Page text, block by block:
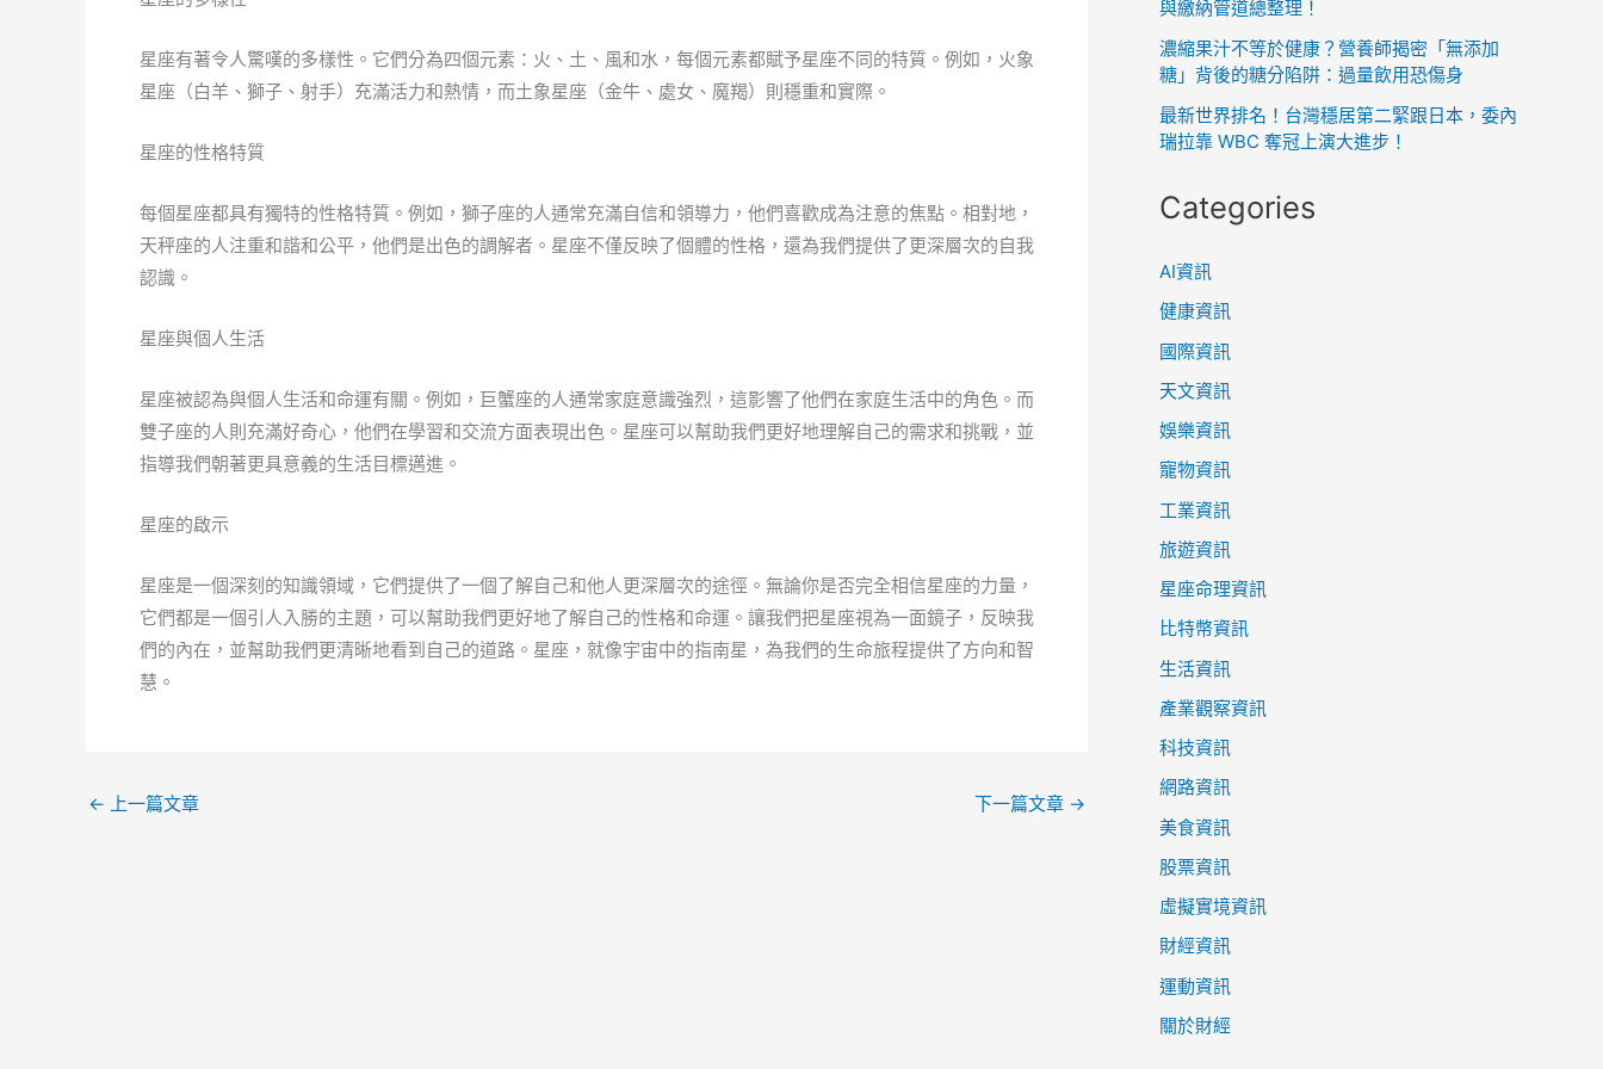
星座有著令人驚嘆的多樣性。它們分為四個元素：火、土、風和水，每個元素都賦予星座不同的特質。例如，火象
星座（白羊、獅子、射手）充滿活力和熱情，而土象星座（金牛、處女、魔羯）則穩重和實際。
星座的性格特質
每個星座都具有獨特的性格特質。例如，獅子座的人通常充滿自信和領導力，他們喜歡成為注意的焦點。相對地，
天秤座的人注重和諧和公平，他們是出色的調解者。星座不僅反映了個體的性格，還為我們提供了更深層次的自我
認識。
星座與個人生活
星座被認為與個人生活和命運有關。例如，巨蟹座的人通常家庭意識強烈，這影響了他們在家庭生活中的角色。而
雙子座的人則充滿好奇心，他們在學習和交流方面表現出色。星座可以幫助我們更好地理解自己的需求和挑戰，並
指導我們朝著更具意義的生活目標邁進。
星座的啟示
星座是一個深刻的知識領域，它們提供了一個了解自己和他人更深層次的途徑。無論你是否完全相信星座的力量，
它們都是一個引人入勝的主題，可以幫助我們更好地了解自己的性格和命運。讓我們把星座視為一面鏡子，反映我
們的內在，並幫助我們更清晰地看到自己的道路。星座，就像宇宙中的指南星，為我們的生命旅程提供了方向和智
慧。
← 上一篇文章 下一篇文章 →
與繳納管道總整理！
濃縮果汁不等於健康？營養師揭密「無添加
糖」背後的糖分陷阱：過量飲用恐傷身
最新世界排名！台灣穩居第二緊跟日本，委內
瑞拉靠 WBC 奪冠上演大進步！
Categories
AI資訊
健康資訊
國際資訊
天文資訊
娛樂資訊
寵物資訊
工業資訊
旅遊資訊
星座命理資訊
比特幣資訊
生活資訊
產業觀察資訊
科技資訊
網路資訊
美食資訊
股票資訊
虛擬實境資訊
財經資訊
運動資訊
關於財經